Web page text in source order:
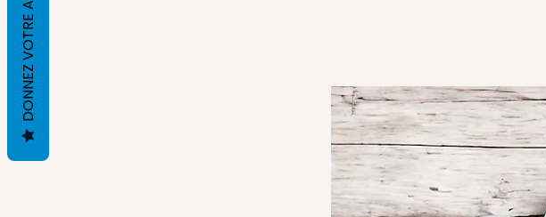
DONNEZ VOTRE AVIS